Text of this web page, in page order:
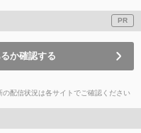
PR
か確認する
配信状況は各サイトでご確認ください